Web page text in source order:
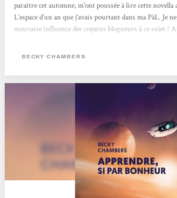
paraître cet automne, m'ont poussée à lire cette novella
L’espace d’un an que j'avais pourtant dans ma PàL. Je
mauvaise influence des copains blogueurs à ce sujet !
raconte l’histoire d’une mission spatiale qui parle
BECKY CHAMBERS